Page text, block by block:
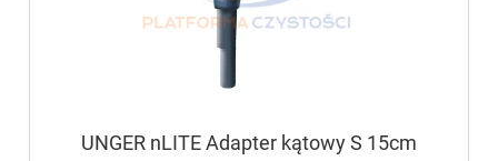
UNGER nLITE Adapter kątowy S 15cm